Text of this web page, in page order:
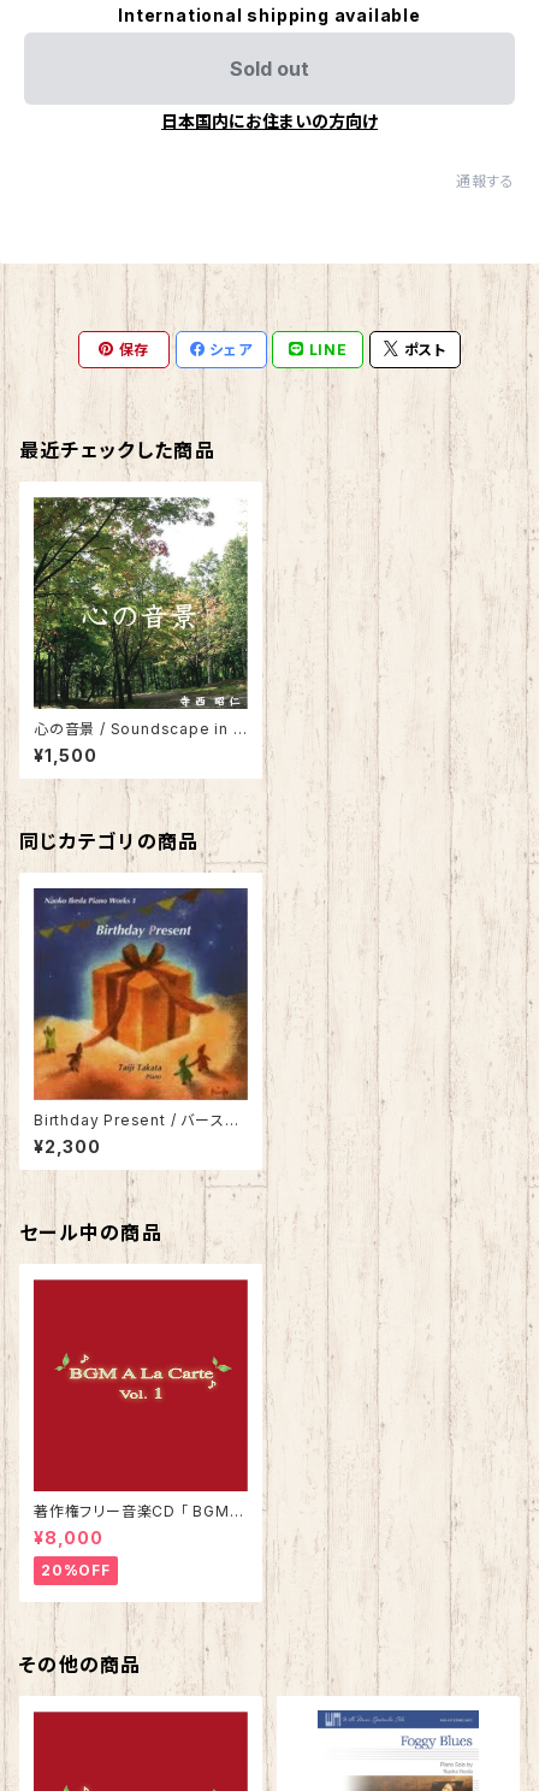
International shipping available
Sold out
日本国内にお住まいの方向け
通報する
保存 シェア LINE ポスト
最近チェックした商品
心の音景 / Soundscape in H
eart
¥1,500
同じカテゴリの商品
Birthday Present / バースデ
ー・プレゼント 池田奈生子ピア
ノ作品集１
¥2,300
セール中の商品
著作権フリー音楽CD 「 BGMア
ラカルト Vol.1 」
¥8,000
20%OFF
その他の商品